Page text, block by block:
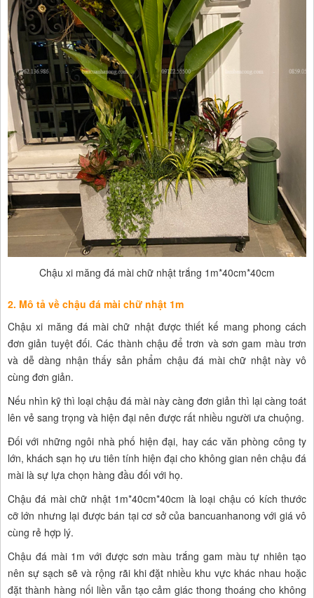
Chậu xi măng đá mài chữ nhật trắng 1m*40cm*40cm
2. Mô tả về chậu đá mài chữ nhật 1m
Chậu xi măng đá mài chữ nhật được thiết kế mang phong cách
đơn giản tuyệt đối. Các thành chậu để trơn và sơn gam màu trơn
và dễ dàng nhận thấy sản phẩm chậu đá mài chữ nhật này vô
cùng đơn giản.
Nếu nhìn kỹ thì loại chậu đá mài này càng đơn giản thì lại càng toát
lên vẻ sang trọng và hiện đại nên được rất nhiều người ưa chuộng.
Đối với những ngôi nhà phố hiện đại, hay các văn phòng công ty
lớn, khách sạn họ ưu tiên tính hiện đại cho không gian nên chậu đá
mài là sự lựa chọn hàng đầu đối với họ.
Chậu đá mài chữ nhật 1m*40cm*40cm là loại chậu có kích thước
cỡ lớn nhưng lại được bán tại cơ sở của bancuanhanong với giá vô
cùng rẻ hợp lý.
Chậu đá mài 1m với được sơn màu trắng gam màu tự nhiên tạo
nên sự sạch sẽ và rộng rãi khi đặt nhiều khu vực khác nhau hoặc
đặt thành hàng nối liền vẫn tạo cảm giác thong thoáng cho không